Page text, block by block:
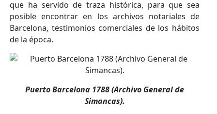
que ha servido de traza histórica, para que sea
posible encontrar en los archivos notariales de
Barcelona, testimonios comerciales de los hábitos
de la época.
Puerto Barcelona 1788 (Archivo General de
Simancas).